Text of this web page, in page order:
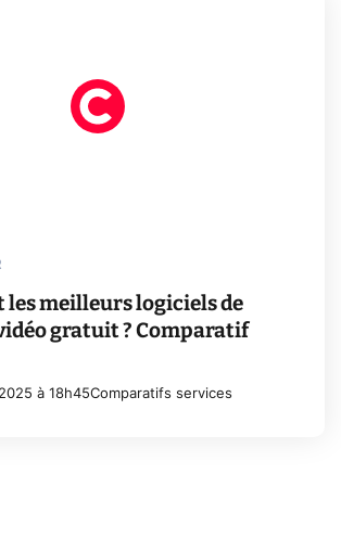
les meilleurs logiciels de
gratuit ? Comparatif
à 18h45Comparatifs services